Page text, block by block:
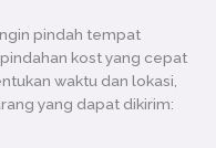
pindah tempat
kost yang cepat
waktu dan lokasi,
yang dapat dikirim: